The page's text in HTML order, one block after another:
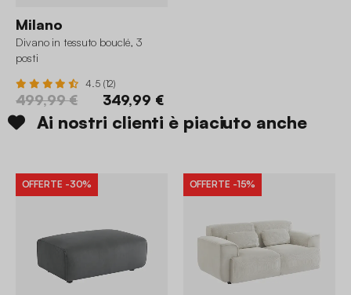
Milano
Divano in tessuto bouclé, 3
posti
4.5 (12)
499,99 € 349,99 €
Ai nostri clienti è piaciuto anche
OFFERTE -30% OFFERTE -15%